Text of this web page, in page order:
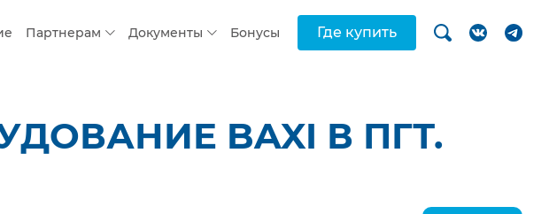
Партнерам Документы Бонусы Где купить
BAXI В ПГТ.